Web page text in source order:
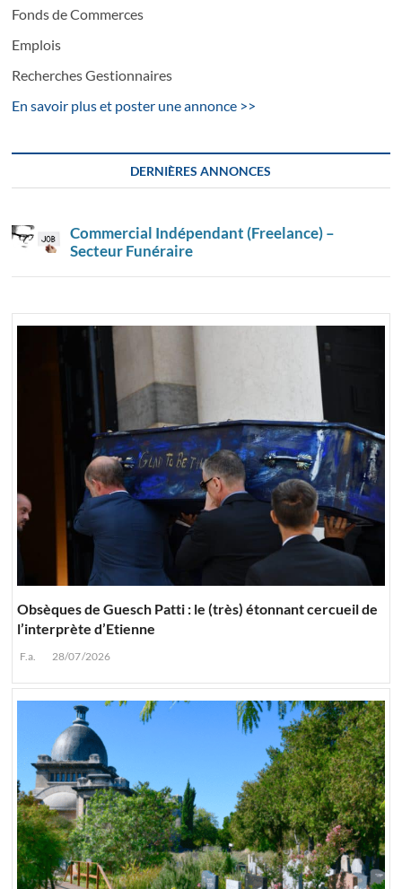
Fonds de Commerces
Emplois
Recherches Gestionnaires
En savoir plus et poster une annonce >>
DERNIÈRES ANNONCES
Commercial Indépendant (Freelance) –
Secteur Funéraire
Obsèques de Guesch Patti : le (très) étonnant cercueil de
l’interprète d’Etienne
F.a. 28/07/2026